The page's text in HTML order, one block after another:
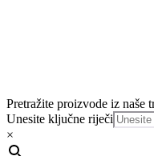
Pretražite proizvode iz naše
Unesite ključne riječi
×